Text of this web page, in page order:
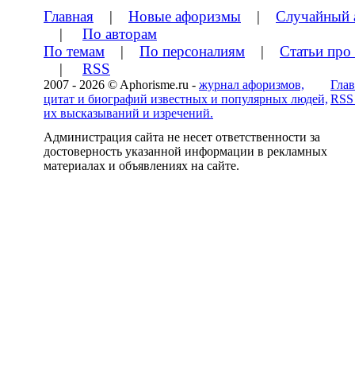
Главная | Новые афоризмы | Случайный
| По авторам
По темам | По персоналиям | Статьи
| RSS
2007 - 2026 © Aphorisme.ru - журнал афоризмов,
цитат и биографий известных и популярных людей,
их высказываний и изречений.
Администрация сайта не несет ответственности за
достоверность указанной информации в рекламных
материалах и объявлениях на сайте.